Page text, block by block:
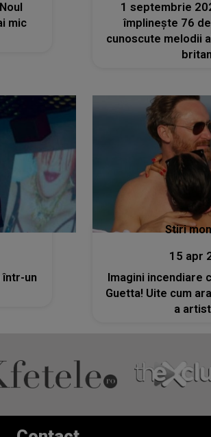
mic
1 septembrie
împlinește 76
cunoscute melodii
într-un
Stiri
15 apr
Imagini incendiare
Guetta! Uite cum
a